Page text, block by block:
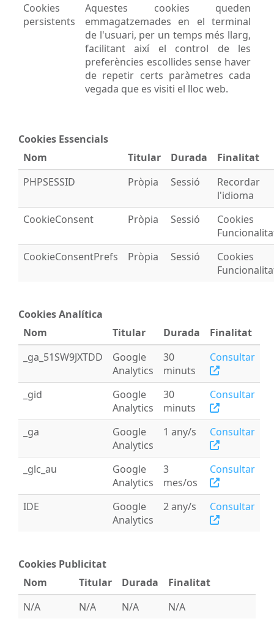
Cookies
persistents
Aquestes cookies queden
emmagatzemades en el terminal
de l'usuari, per un temps més llarg,
facilitant així el control de les
preferències escollides sense haver
de repetir certs paràmetres cada
vegada que es visiti el lloc web.
Cookies Essencials
Nom
Titular Durada
Finalitat
PHPSESSID
Pròpia Sessió
Recordar
l'idioma
CookieConsent
Pròpia Sessió
Cookies
CookieConsentPrefs
Pròpia Sessió
Cookies
Cookies Analítica
Nom
Titular Durada
Finalitat
_ga_51SW9JXTDD
Google
Analytics
30
minuts
Consultar
_gid
Google
Analytics
30
minuts
Consultar
_ga
Google
Analytics
1 any/s Consultar
_glc_au
Google
Analytics
3
mes/os
Consultar
IDE
Google
Analytics
2 any/s Consultar
Cookies Publicitat
Nom
Titular Durada
Finalitat
N/A
N/A N/A N/A